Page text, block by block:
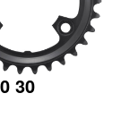
30